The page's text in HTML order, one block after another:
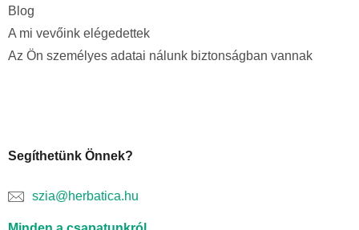
Blog
A mi vevőink elégedettek
Az Ön személyes adatai nálunk biztonságban vannak
Segíthetünk Önnek?
szia@herbatica.hu